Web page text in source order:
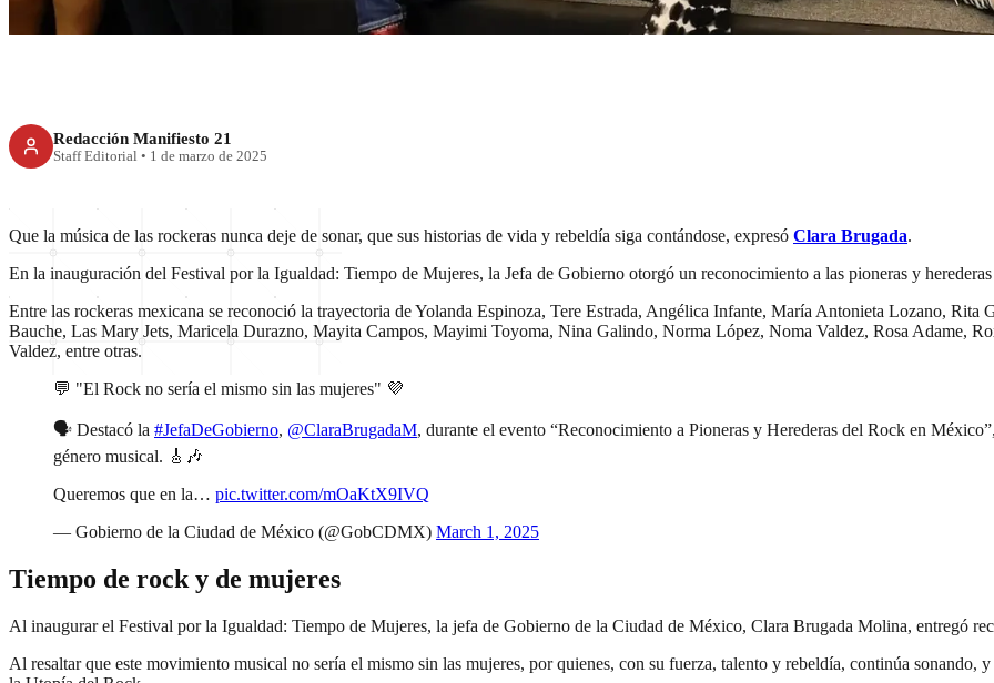
Redacción Manifiesto 21
Staff Editorial • 1 de marzo de 2025
Que la música de las rockeras nunca deje de sonar, que sus historias de vida y rebeldía siga contándose, expresó Clara Brugada.
En la inauguración del Festival por la Igualdad: Tiempo de Mujeres, la Jefa de Gobierno otorgó un reconocimiento a las pioneras y
Entre las rockeras mexicana se reconoció la trayectoria de Yolanda Espinoza, Tere Estrada, Angélica Infante, María Antonieta Lozano,
Bauche, Las Mary Jets, Maricela Durazno, Mayita Campos, Mayimi Toyoma, Nina Galindo, Norma López, Noma Valdez, Rosa Adame,
Valdez, entre otras.
💬 "El Rock no sería el mismo sin las mujeres" 💜
🗣️ Destacó la #JefaDeGobierno, @ClaraBrugadaM, durante el evento “Reconocimiento a Pioneras y Herederas del Rock en
género musical. 🎸🎶
Queremos que en la… pic.twitter.com/mOaKtX9IVQ
— Gobierno de la Ciudad de México (@GobCDMX) March 1, 2025
Tiempo de rock y de mujeres
Al inaugurar el Festival por la Igualdad: Tiempo de Mujeres, la jefa de Gobierno de la Ciudad de México, Clara Brugada Molina, entregó
Al resaltar que este movimiento musical no sería el mismo sin las mujeres, por quienes, con su fuerza, talento y rebeldía, continúa sonando,